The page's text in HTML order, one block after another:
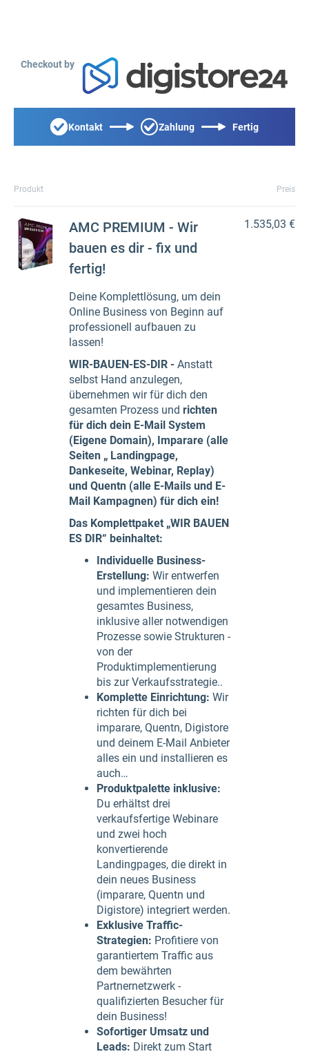
Checkout by
Kontakt Zahlung Fertig
Produkt Preis
AMC PREMIUM - Wir
bauen es dir - fix und
fertig!
Deine Komplettlösung, um dein
Online Business von Beginn auf
professionell aufbauen zu
lassen!
WIR-BAUEN-ES-DIR - Anstatt
selbst Hand anzulegen,
übernehmen wir für dich den
gesamten Prozess und richten
für dich dein E-Mail System
(Eigene Domain), Imparare (alle
Seiten „ Landingpage,
Dankeseite, Webinar, Replay)
und Quentn (alle E-Mails und E-
Mail Kampagnen) für dich ein!
Das Komplettpaket „WIR BAUEN
ES DIR“ beinhaltet:
Individuelle Business-
Erstellung: Wir entwerfen
und implementieren dein
gesamtes Business,
inklusive aller notwendigen
Prozesse sowie Strukturen -
von der
Produktimplementierung
bis zur Verkaufsstrategie..
Komplette Einrichtung: Wir
richten für dich bei
imparare, Quentn, Digistore
und deinem E-Mail Anbieter
alles ein und installieren es
auch…
Produktpalette inklusive:
Du erhältst drei
verkaufsfertige Webinare
und zwei hoch
konvertierende
Landingpages, die direkt in
dein neues Business
(imparare, Quentn und
Digistore) integriert werden.
Exklusive Traffic-
Strategien: Profitiere von
garantiertem Traffic aus
dem bewährten
Partnernetzwerk -
qualifizierten Besucher für
dein Business!
Sofortiger Umsatz und
Leads: Direkt zum Start
1.535,03 €